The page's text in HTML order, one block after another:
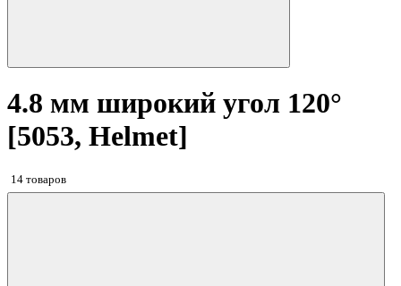
4.8 мм широкий угол 120°
[5053, Helmet]
14 товаров